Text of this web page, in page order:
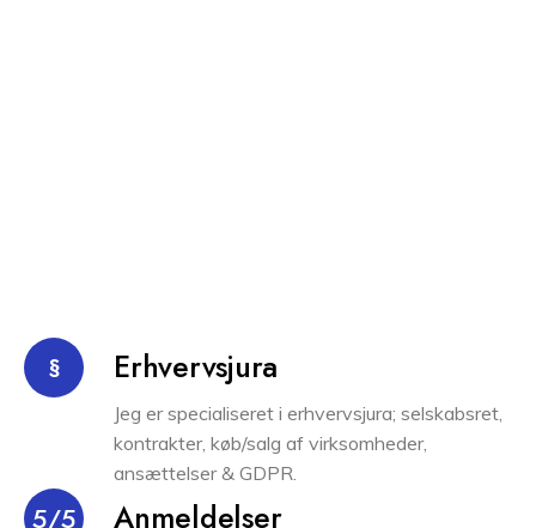
§ Erhvervsjura
Jeg er specialiseret i erhvervsjura; selskabsret,
kontrakter, køb/salg af virksomheder,
ansættelser & GDPR.
5/5 Anmeldelser